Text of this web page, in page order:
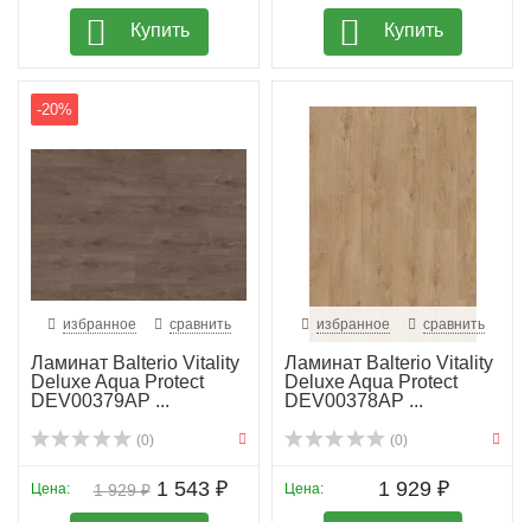
Купить Купить
-20%
избранное сравнить
Ламинат Balterio Vitality
Deluxe Aqua Protect
DEV00379AP ...
(0)
1 929 ₽
Цена: 1 543 ₽
избранное сравнить
Ламинат Balterio Vitality
Deluxe Aqua Protect
DEV00378AP ...
(0)
Цена: 1 929 ₽